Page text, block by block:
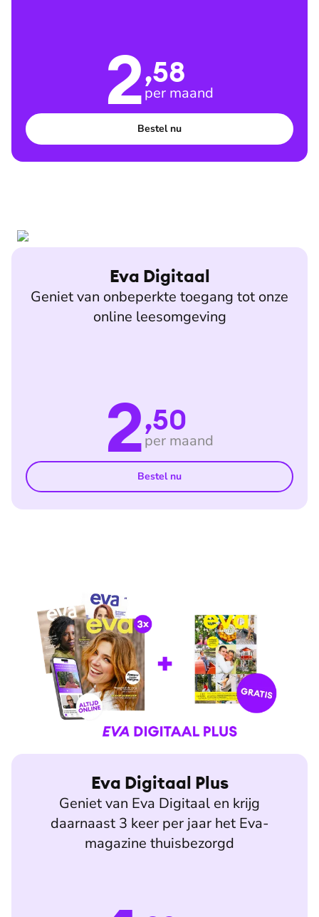
2,58
per maand
Bestel nu
Eva Digitaal
Geniet van onbeperkte toegang tot onze
online leesomgeving
2,50
per maand
Bestel nu
Eva Digitaal Plus
Geniet van Eva Digitaal en krijg
daarnaast 3 keer per jaar het Eva-
magazine thuisbezorgd